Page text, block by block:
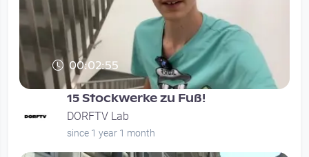
00:02:55
15 Stockwerke zu Fuß!
DORFTV Lab
since 1 year 1 month